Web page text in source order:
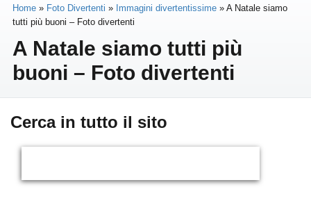
Home » Foto Divertenti » Immagini divertentissime » A Natale siamo
tutti più buoni – Foto divertenti
A Natale siamo tutti più
buoni – Foto divertenti
Cerca in tutto il sito